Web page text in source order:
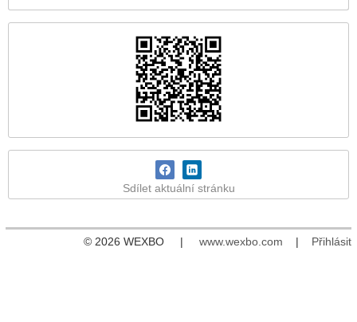
Sdílet aktuální stránku
© 2026 WEXBO | www.wexbo.com | Přihlásit